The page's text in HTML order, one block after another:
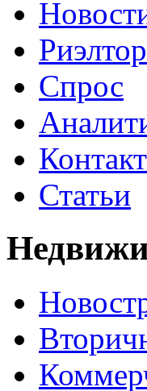
Спрос
Статьи